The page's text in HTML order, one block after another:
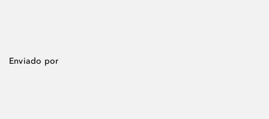
Enviado por